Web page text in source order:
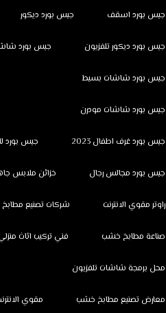
جبس بورد اسقف جبس بورد ديكور
جبس بورد ديكور تلفزيون جبس بورد شاشات
جبس بورد شاشات بسيط
جبس بورد شاشات مودرن
جبس بورد غرف اطفال 2023 جبس بورد
جبس بورد مجالس رجال خزائن ملابس
راوتر مقوي الانترنت شركات تصنيع
صناعة مطابخ خشب فني تركيب اثاث
محل برمجة شاشات تلفزيون
معارض تصنيع مطابخ خشب مقوي